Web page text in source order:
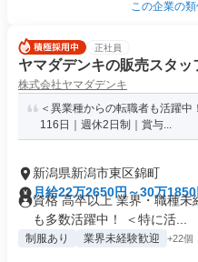
この企業の
正社員
ヤマダデンキの販売スタッ
株式会社ヤマダデンキ
＜異業種からの転職者も活躍
116日｜週休2日制｜賞与...
新潟県新潟市東区錦町
月給22万2650円～30万
資格 高卒以上 業界・職種
も多数活躍中！ ＜特に活...
制服あり 業界未経験歓迎 +22個